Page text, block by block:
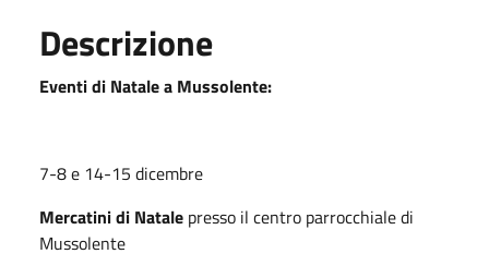
Descrizione
Eventi di Natale a Mussolente:
7-8 e 14-15 dicembre
Mercatini di Natale presso il centro parrocchiale di
Mussolente